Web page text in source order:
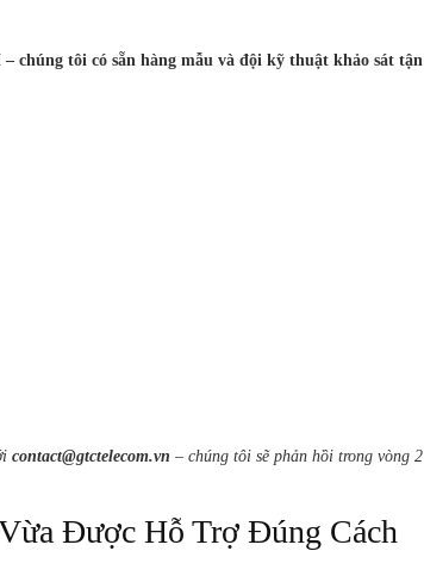
chúng tôi có sẵn hàng mẫu và đội kỹ thuật khảo sát tận
contact@gtctelecom.vn – chúng tôi sẽ phản hồi trong vòng 2
Được Hỗ Trợ Đúng Cách